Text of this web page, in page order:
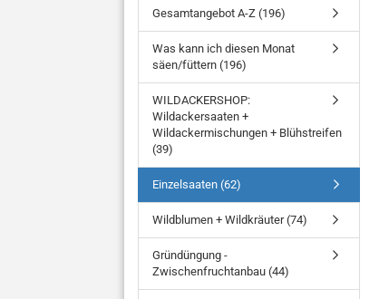
Gesamtangebot A-Z (196)
Was kann ich diesen Monat
säen/füttern (196)
WILDACKERSHOP:
Wildackersaaten +
Wildackermischungen + Blühstreifen
(39)
Einzelsaaten (62)
Wildblumen + Wildkräuter (74)
Gründüngung -
Zwischenfruchtanbau (44)